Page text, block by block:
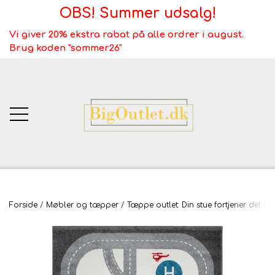
OBS! Summer udsalg!
Vi giver 20% ekstra rabat på alle ordrer i august.
Brug koden "sommer26"
BigOutlet.dk
TÆPPER
Webshop ALT
Forside Møbler og tæpper Tæppe outlet: Din stue fortjener det